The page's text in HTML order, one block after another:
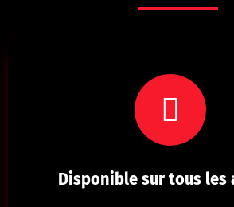
Disponible sur tous les